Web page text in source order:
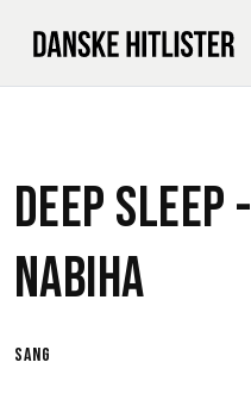
Deep Sleep -
Nabiha
sang